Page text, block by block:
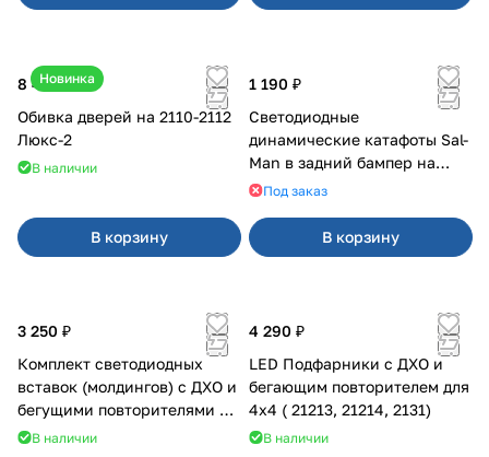
Новинка
8 400 ₽
Обивка дверей на 2110-2112
Люкс-2
В наличии
В корзину
1 190 ₽
Светодиодные
динамические катафоты Sal-
Man в задний бампер на
Приора 2
Под заказ
В корзину
3 250 ₽
Комплект светодиодных
вставок (молдингов) с ДХО и
бегущими повторителями на
Веста
В наличии
4 290 ₽
LED Подфарники с ДХО и
бегающим повторителем для
4x4 ( 21213, 21214, 2131)
В наличии